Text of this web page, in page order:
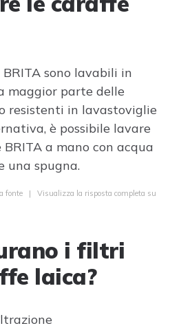
sono lavabili in
maggior parte delle
resistenti in lavastoviglie
è possibile lavare
a mano con acqua
una spugna.
fonte | Visualizza la risposta completa su
i filtri
laica?